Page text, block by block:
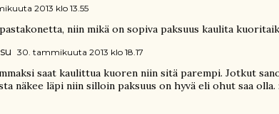
2013 klo 13.55
niin mikä on sopiva paksuus kaulita
30. tammikuuta 2013 klo 18.17
saat kaulittua kuoren niin sitä parempi. Jotkut
näkee läpi niin silloin paksuus on hyvä eli ohut saa olla.